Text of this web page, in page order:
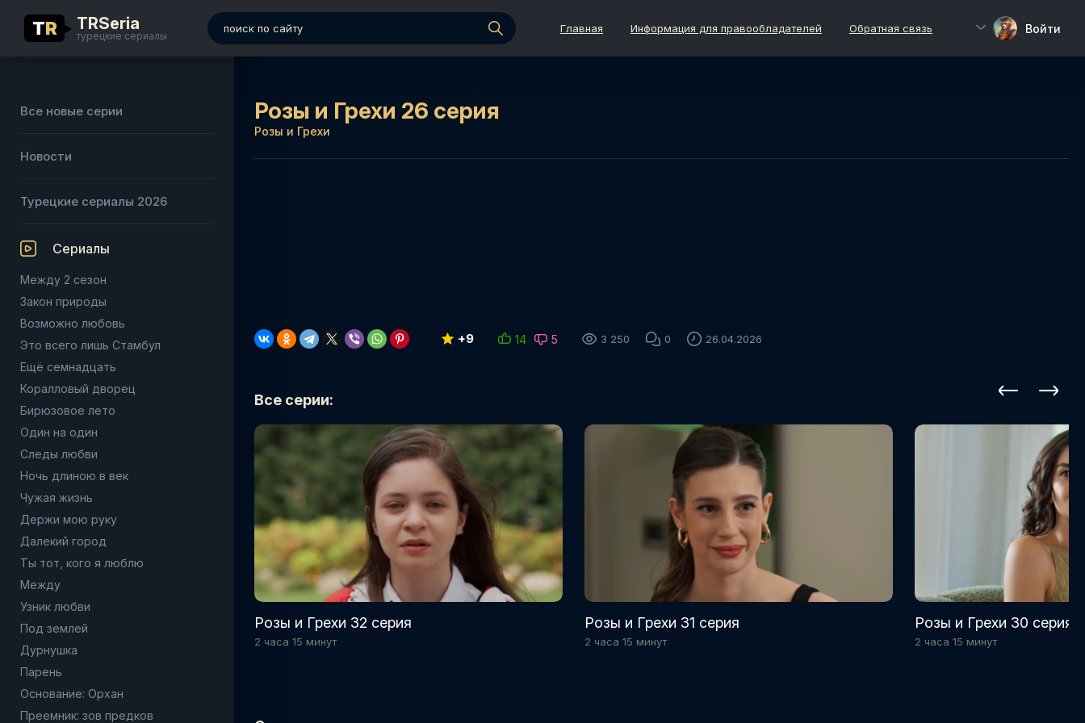
TR TRSeria
турецкие сериалы
Главная Информация для правообладателей Обратная связь Войти
Все новые серии
Новости
Турецкие сериалы 2026
Сериалы
Между 2 сезон
Закон природы
Возможно любовь
Это всего лишь Стамбул
Ещё семнадцать
Коралловый дворец
Бирюзовое лето
Один на один
Следы любви
Ночь длиною в век
Чужая жизнь
Держи мою руку
Далекий город
Ты тот, кого я люблю
Между
Узник любви
Под землей
Дурнушка
Парень
Основание: Орхан
Преемник: зов предков
Розы и Грехи 26 серия
Розы и Грехи
+9 14 5 3 250 0 26.04.2026
Все серии:
Розы и Грехи 32 серия
2 часа 15 минут
Розы и Грехи 31 серия
2 часа 15 минут
Розы и Грехи 30 серия
2 часа 15 минут